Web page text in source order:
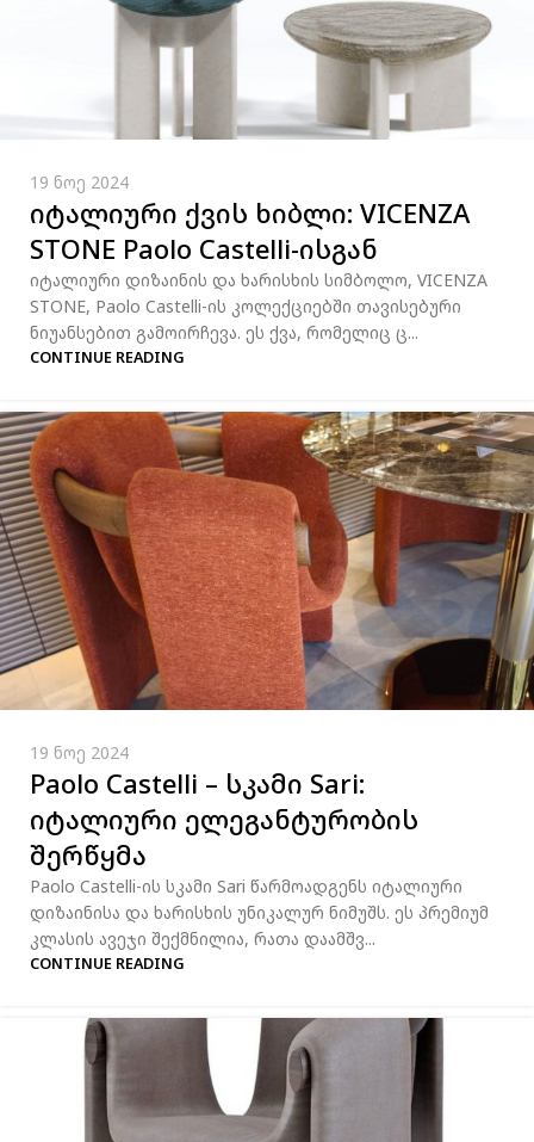
19 ნოე 2024
იტალიური ქვის ხიბლი: VICENZA
STONE Paolo Castelli-ისგან
იტალიური დიზაინის და ხარისხის სიმბოლო, VICENZA
STONE, Paolo Castelli-ის კოლექციებში თავისებური
ნიუანსებით გამოირჩევა. ეს ქვა, რომელიც ც...
CONTINUE READING
19 ნოე 2024
Paolo Castelli – სკამი Sari:
იტალიური ელეგანტურობის
შერწყმა
Paolo Castelli-ის სკამი Sari წარმოადგენს იტალიური
დიზაინისა და ხარისხის უნიკალურ ნიმუშს. ეს პრემიუმ
კლასის ავეჯი შექმნილია, რათა დაამშვ...
CONTINUE READING